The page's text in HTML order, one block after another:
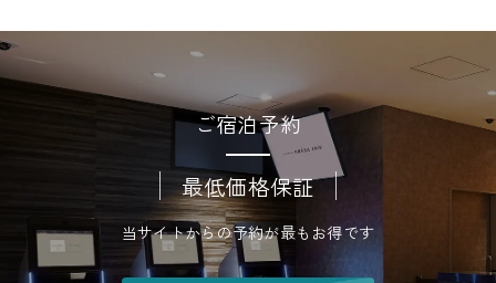
ご宿泊予約
最低価格保証
当サイトからの予約が最もお得です